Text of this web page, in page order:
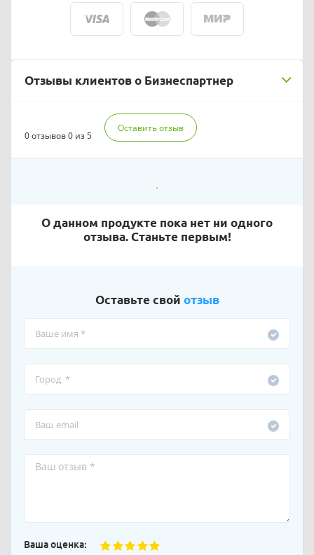
Отзывы клиентов о Бизнеспартнер
0 отзывов0 из 5
Оставить отзыв
О данном продукте пока нет ни одного
отзыва. Станьте первым!
Оставьте свой отзыв
Ваша оценка: